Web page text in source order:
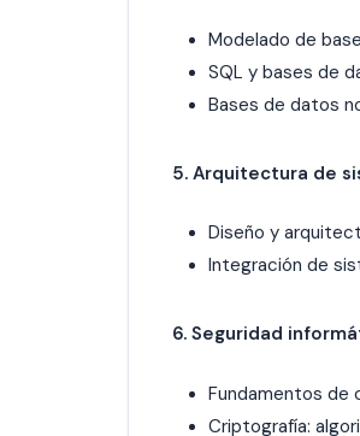
Modelado de
SQL y bases de
Bases de datos
5. Arquitectura de
Diseño y
Integración de
6. Seguridad
Fundamentos de
Criptografía: